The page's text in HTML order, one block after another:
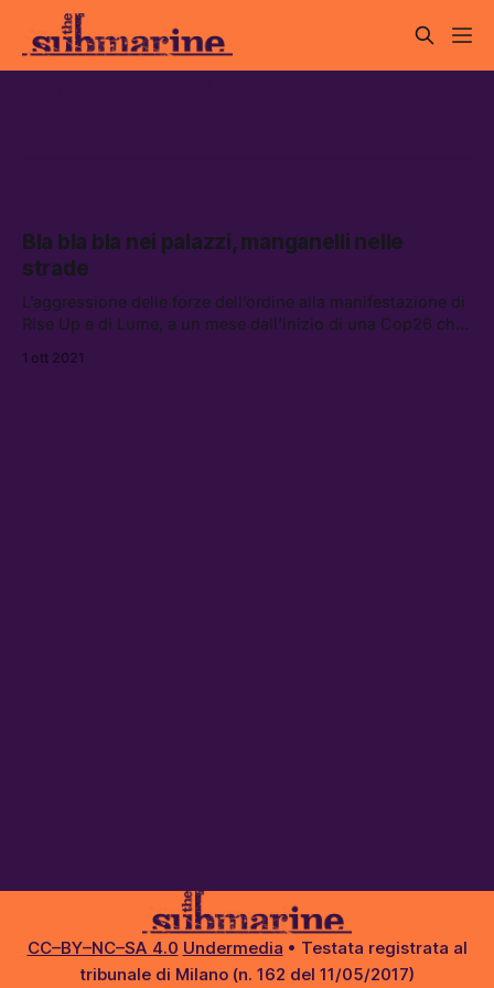
Bla bla bla nei palazzi, manganelli nelle
strade
L’aggressione delle forze dell’ordine alla manifestazione di
Rise Up e di Lume, a un mese dall’inizio di una Cop26 che
movimenti ambientalisti e politica siano ancora
1 ott 2021
CC–BY–NC–SA 4.0 Undermedia • Testata registrata al
tribunale di Milano (n. 162 del 11/05/2017)